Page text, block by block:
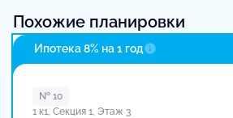
Похожие планировки
Ипотека 8% на 1 год
№ 10
1 к1, Секция 1, Этаж 3